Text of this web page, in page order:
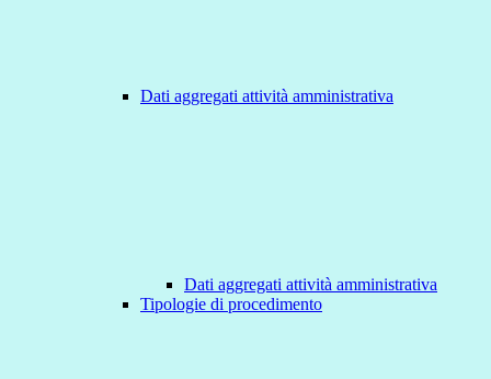
Dati aggregati attività amministrativa
Dati aggregati attività amministrativa
Tipologie di procedimento